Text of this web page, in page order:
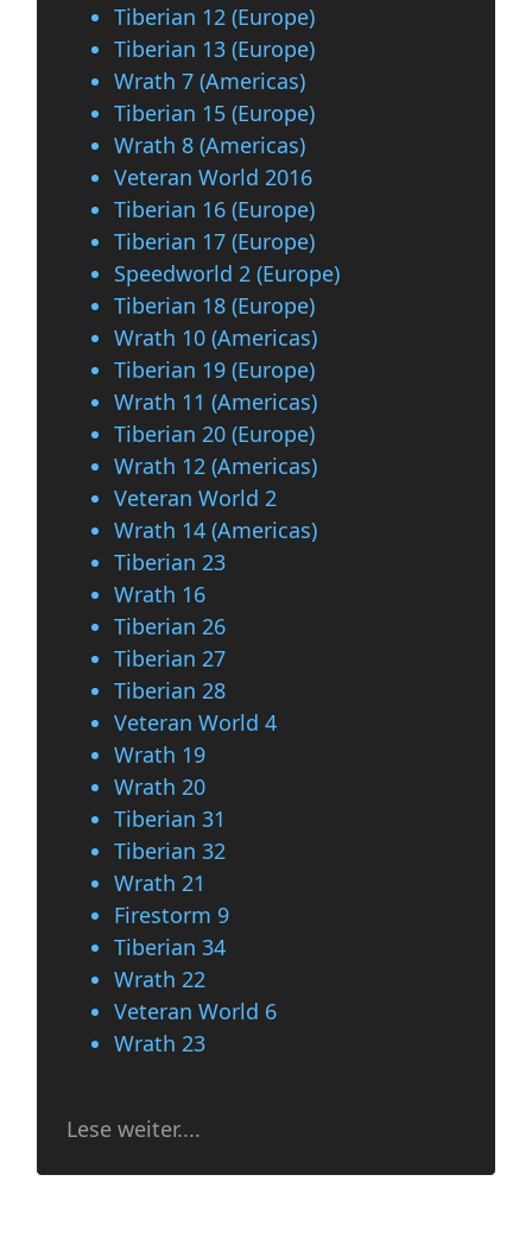
Tiberian 12 (Europe)
Tiberian 13 (Europe)
Wrath 7 (Americas)
Tiberian 15 (Europe)
Wrath 8 (Americas)
Veteran World 2016
Tiberian 16 (Europe)
Tiberian 17 (Europe)
Speedworld 2 (Europe)
Tiberian 18 (Europe)
Wrath 10 (Americas)
Tiberian 19 (Europe)
Wrath 11 (Americas)
Tiberian 20 (Europe)
Wrath 12 (Americas)
Veteran World 2
Wrath 14 (Americas)
Tiberian 23
Wrath 16
Tiberian 26
Tiberian 27
Tiberian 28
Veteran World 4
Wrath 19
Wrath 20
Tiberian 31
Tiberian 32
Wrath 21
Firestorm 9
Tiberian 34
Wrath 22
Veteran World 6
Wrath 23
Lese weiter....